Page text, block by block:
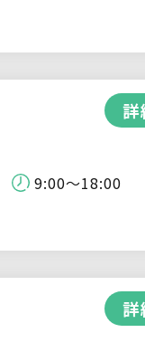
9:00～18:00
詳
詳